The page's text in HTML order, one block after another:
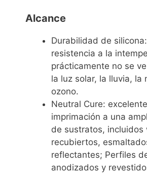
Alcance
Durabilidad de
resistencia a la
prácticamente no se
la luz solar, la lluvia, la
ozono.
Neutral Cure:
imprimación a una
de sustratos, incluidos
recubiertos,
reflectantes; Perfiles
anodizados y